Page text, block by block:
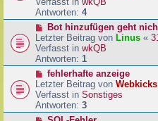
g
i
t
a
g
r
B
e
i
t
r
a
g
Antworten: 4
N
e
u
e
r
B
e
i
t
Bot hinzufügen geht
Letzter Beitrag von Linus «
Verfasst in wkQB
Antworten: 1
N
e
u
e
r
fehlerhafte anzeige
Letzter Beitrag von Webkicks
Verfasst in Sonstiges
Antworten: 3